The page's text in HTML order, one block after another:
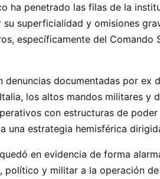
ha penetrado las filas de la
superficialidad y omisiones
específicamente del Comando
denuncias documentadas por ex
los altos mandos militares y
con estructuras de
una estrategia hemisférica
en evidencia de forma
y militar a la operación